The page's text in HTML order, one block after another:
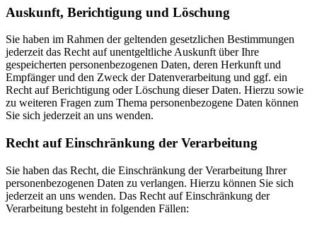
Auskunft, Berichtigung und Löschung
Sie haben im Rahmen der geltenden gesetzlichen Bestimmungen
jederzeit das Recht auf unentgeltliche Auskunft über Ihre
gespeicherten personenbezogenen Daten, deren Herkunft und
Empfänger und den Zweck der Datenverarbeitung und ggf. ein
Recht auf Berichtigung oder Löschung dieser Daten. Hierzu sowie
zu weiteren Fragen zum Thema personenbezogene Daten können
Sie sich jederzeit an uns wenden.
Recht auf Einschränkung der Verarbeitung
Sie haben das Recht, die Einschränkung der Verarbeitung Ihrer
personenbezogenen Daten zu verlangen. Hierzu können Sie sich
jederzeit an uns wenden. Das Recht auf Einschränkung der
Verarbeitung besteht in folgenden Fällen: